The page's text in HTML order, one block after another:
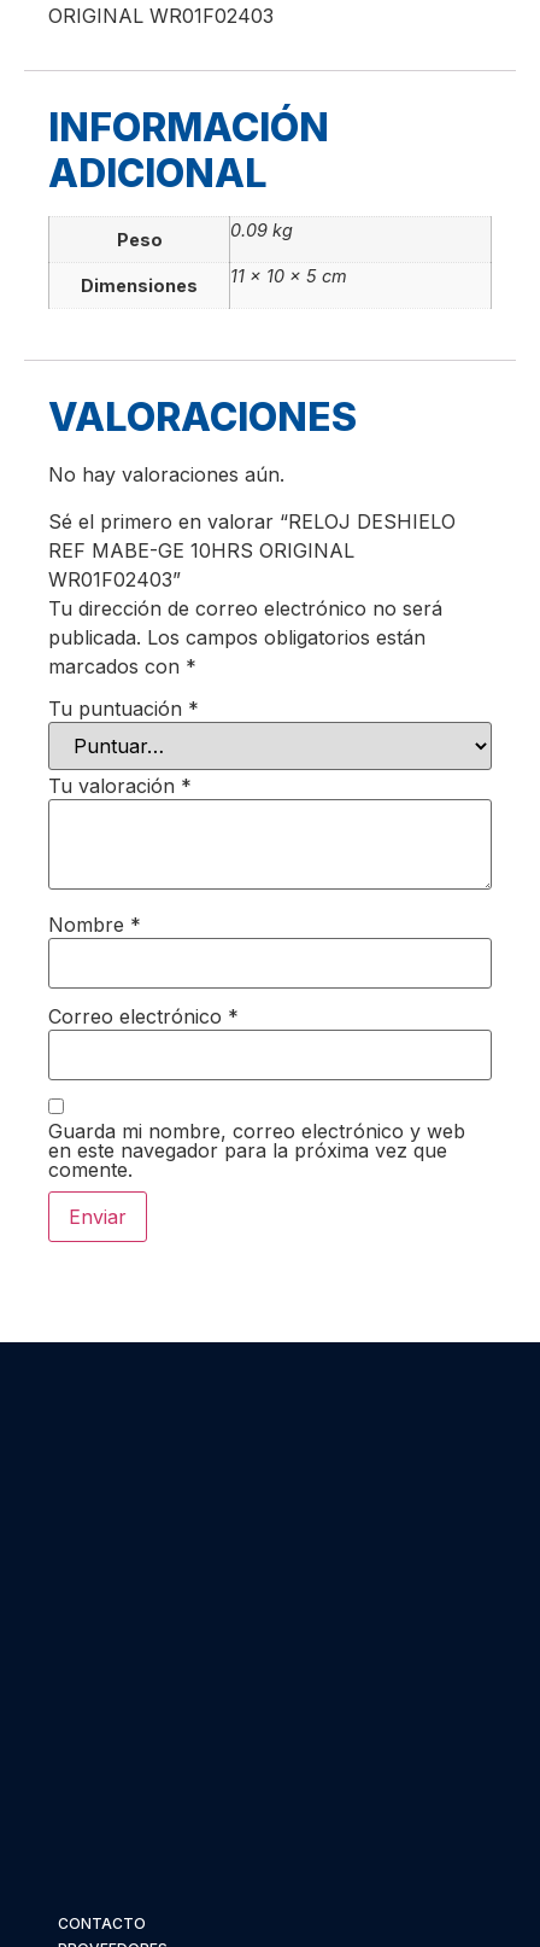
ORIGINAL WR01F02403
INFORMACIÓN
ADICIONAL
Peso 0.09 kg
Dimensiones 11 × 10 × 5 cm
VALORACIONES
No hay valoraciones aún.
Sé el primero en valorar “RELOJ DESHIELO
REF MABE-GE 10HRS ORIGINAL
WR01F02403”
Tu dirección de correo electrónico no será
publicada. Los campos obligatorios están
marcados con *
Tu puntuación *
Tu valoración *
Nombre *
Correo electrónico *
Guarda mi nombre, correo electrónico y web
en este navegador para la próxima vez que
comente.
CONTACTO